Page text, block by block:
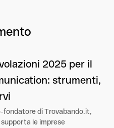
2025 per il
strumenti,
fondatore di Trovabando.it,
le imprese